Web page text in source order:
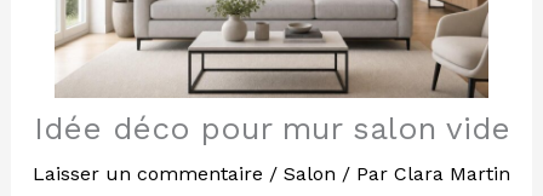
Idée déco pour mur salon vide
Laisser un commentaire / Salon / Par Clara Martin